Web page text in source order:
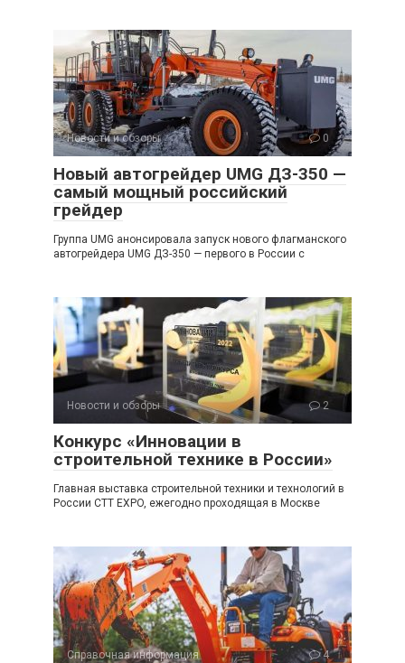
Новости и обзоры 0
Новый автогрейдер UMG ДЗ-350 —
самый мощный российский
грейдер
Группа UMG анонсировала запуск нового флагманского
автогрейдера UMG ДЗ-350 — первого в России с
Новости и обзоры 2
Конкурс «Инновации в
строительной технике в России»
Главная выставка строительной техники и технологий в
России CTT EXPO, ежегодно проходящая в Москве
Справочная информация 4